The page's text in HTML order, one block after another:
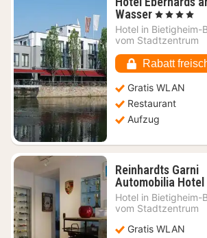
Wasser1
Nacht
ab
€
, 4 Sterne
Hotel in Bietigheim-
vom Stadtzentrum
Rabatt
Gratis WLAN
Restaurant
Aufzug
Reinhardts Garni
Automobilia Hotel1
Hotel in Bietigheim-
vom Stadtzentrum
Gratis WLAN